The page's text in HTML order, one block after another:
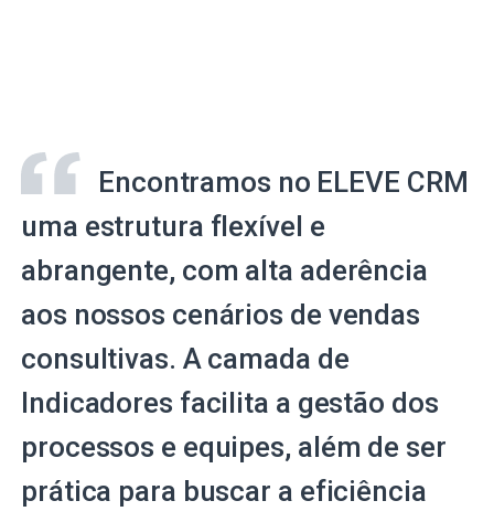
Encontramos no ELEVE CRM
uma estrutura flexível e
abrangente, com alta aderência
aos nossos cenários de vendas
consultivas. A camada de
Indicadores facilita a gestão dos
processos e equipes, além de ser
prática para buscar a eficiência